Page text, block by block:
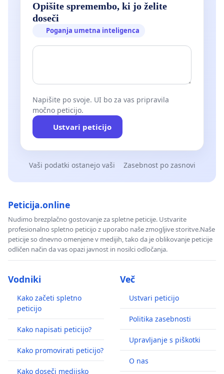
Opišite spremembo, ki jo želite
doseči
Poganja umetna inteligenca
Napišite po svoje. UI bo za vas pripravila
močno peticijo.
Ustvari peticijo
Vaši podatki ostanejo vaši Zasebnost po zasnovi
Peticija.online
Nudimo brezplačno gostovanje za spletne peticije. Ustvarite
profesionalno spletno peticijo z uporabo naše zmogljive storitve.Naše
peticije so dnevno omenjene v medijih, tako da je oblikovanje peticije
odličen način da vas opazi javnost in nosilci odločanja.
Vodniki
Kako začeti spletno
peticijo
Kako napisati peticijo?
Kako promovirati peticijo?
Kako doseči medijsko
Več
Ustvari peticijo
Politika zasebnosti
Upravljanje s piškotki
O nas